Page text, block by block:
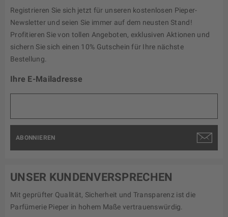
Registrieren Sie sich jetzt für unseren kostenlosen Pieper-
Newsletter und seien Sie immer auf dem neusten Stand!
Profitieren Sie von tollen Angeboten, exklusiven Aktionen und
sichern Sie sich einen 10% Gutschein für Ihre nächste
Bestellung.
Ihre E-Mailadresse
ABONNIEREN
UNSER KUNDENVERSPRECHEN
Mit geprüfter Qualität, Sicherheit und Transparenz ist die
Parfümerie Pieper in hohem Maße vertrauenswürdig.